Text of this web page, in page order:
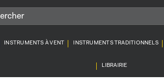
INSTRUMENTS À VENT INSTRUMENTS TRADITIONNELS
LIBRAIRIE